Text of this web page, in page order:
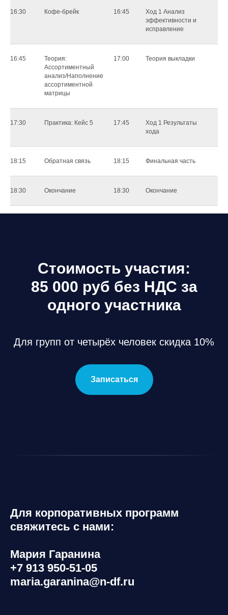
16:30 Кофе-брейк 16:45
Xoд 1 Анализ
эффективности и
иcпpaвлeниe
16:45
Теория:
Ассортиментный
анализ/Наполнение
ассортиментной
матрицы
17:00 Теория выкладки
17:30 Практика: Кейс 5 17:45
Xoд 1 Результаты
хода
18:15 Обратная связь 18:15 Финальная часть
18:30 Окончание 18:30 Окончание
Стоимость участия:
85 000 руб без НДС за
одного участника
Для групп от четырёх человек скидка 10%
Записаться
Для корпоративных программ
свяжитесь с нами:
Мария Гаранина
+7 913 950-51-05
maria.garanina@n-df.ru